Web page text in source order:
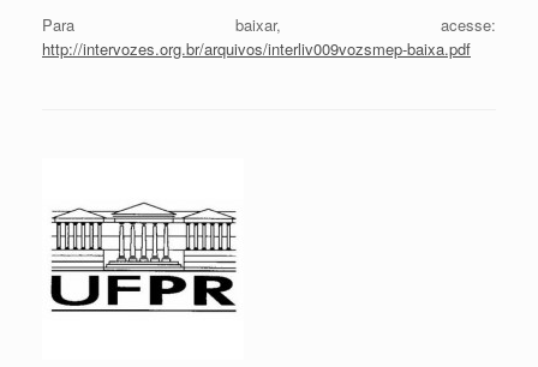
Para baixar, acesse:
http://intervozes.org.br/arquivos/interliv009vozsmep-baixa.pdf